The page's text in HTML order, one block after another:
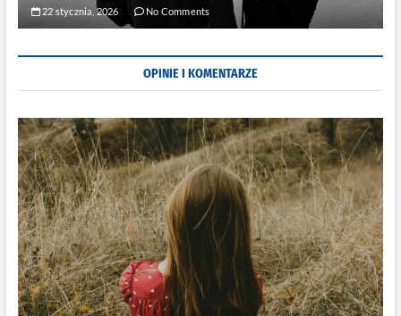
22 stycznia, 2026 No Comments
OPINIE I KOMENTARZE